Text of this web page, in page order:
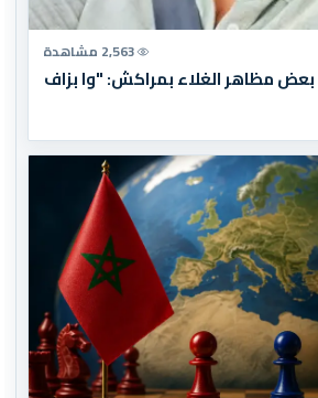
2,563 مشاهدة
بعض مظاهر الغلاء بمراكش: "وا بزاف